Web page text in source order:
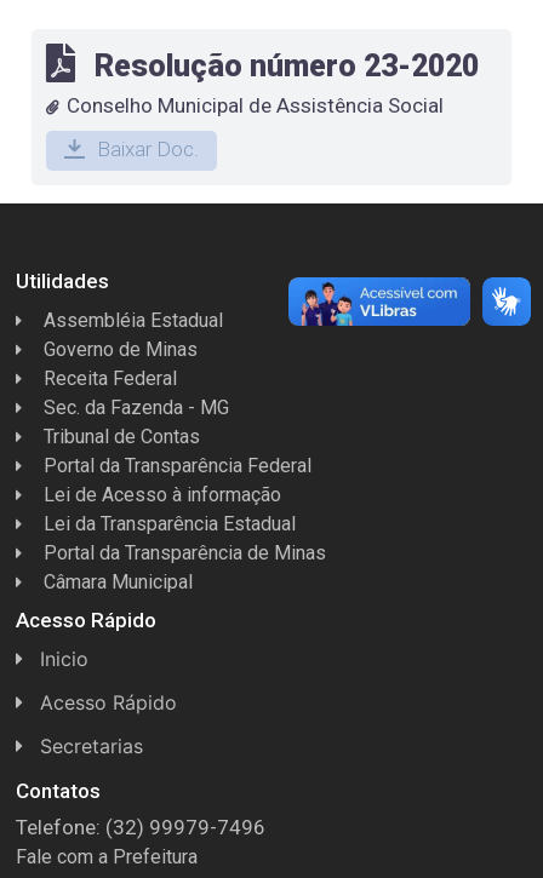
Resolução número 23-2020
Conselho Municipal de Assistência Social
Baixar Doc.
Utilidades
Assembléia Estadual
Governo de Minas
Receita Federal
Sec. da Fazenda - MG
Tribunal de Contas
Portal da Transparência Federal
Lei de Acesso à informação
Lei da Transparência Estadual
Portal da Transparência de Minas
Câmara Municipal
Acesso Rápido
Inicio
Acesso Rápido
Concursos
Conselhos
Espera Feliz Antigamente
Secretarias
Licitações
Secretaria de Esportes
Contatos
Telefone: (32) 99979-7496
Fale com a Prefeitura